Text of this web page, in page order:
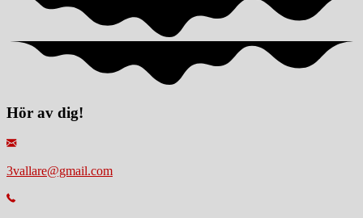
Hör av dig!
3vallare@gmail.com